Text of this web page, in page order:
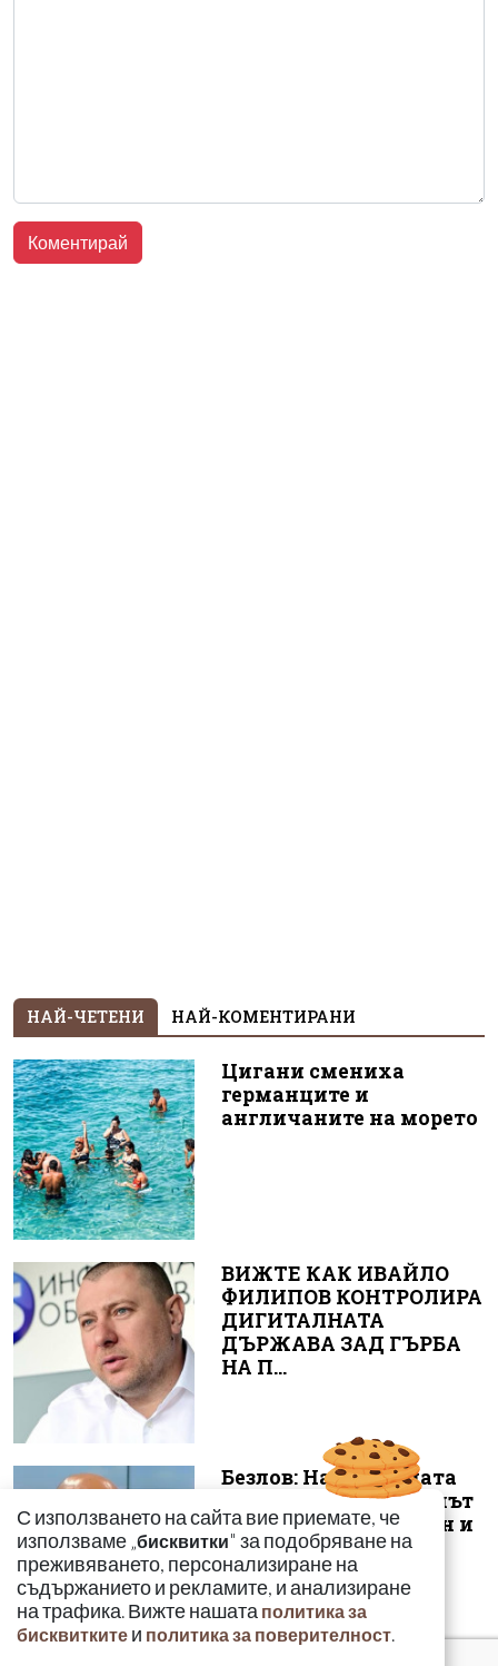
НАЙ-ЧЕТЕНИ НАЙ-КОМЕНТИРАНИ
Цигани смениха
германците и
англичаните на морето
ВИЖТЕ КАК ИВАЙЛО
ФИЛИПОВ КОНТРОЛИРА
ДИГИТАЛНАТА
ДЪРЖАВА ЗАД ГЪРБА
НА П...
Безлов: Най-голямата
опасност е фентанилът
да се смесва с кокаин и
„би...
С използването на сайта вие приемате, че
използваме „бисквитки" за подобряване на
преживяването, персонализиране на
съдържанието и рекламите, и анализиране
на трафика. Вижте нашата политика за
бисквитките и политика за поверителност.